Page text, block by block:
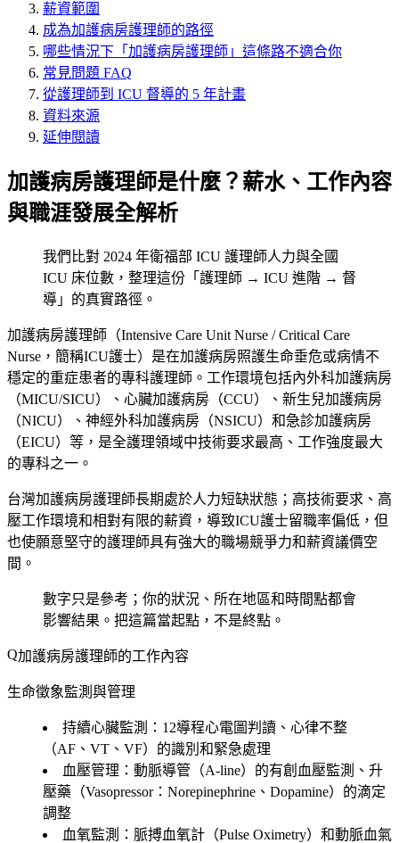
薪資範圍
成為加護病房護理師的路徑
哪些情況下「加護病房護理師」這條路不適合你
常見問題 FAQ
從護理師到 ICU 督導的 5 年計畫
資料來源
延伸閱讀
加護病房護理師是什麼？薪水、工作內容
與職涯發展全解析
我們比對 2024 年衛福部 ICU 護理師人力與全國
ICU 床位數，整理這份「護理師 → ICU 進階 → 督
導」的真實路徑。
加護病房護理師（Intensive Care Unit Nurse / Critical Care
Nurse，簡稱ICU護士）是在加護病房照護生命垂危或病情不
穩定的重症患者的專科護理師。工作環境包括內外科加護病房
（MICU/SICU）、心臟加護病房（CCU）、新生兒加護病房
（NICU）、神經外科加護病房（NSICU）和急診加護病房
（EICU）等，是全護理領域中技術要求最高、工作強度最大
的專科之一。
台灣加護病房護理師長期處於人力短缺狀態；高技術要求、高
壓工作環境和相對有限的薪資，導致ICU護士留職率偏低，但
也使願意堅守的護理師具有強大的職場競爭力和薪資議價空
間。
數字只是參考；你的狀況、所在地區和時間點都會
影響結果。把這篇當起點，不是終點。
加護病房護理師的工作內容
生命徵象監測與管理
持續心臟監測：12導程心電圖判讀、心律不整
（AF、VT、VF）的識別和緊急處理
血壓管理：動脈導管（A-line）的有創血壓監測、升
壓藥（Vasopressor：Norepinephrine、Dopamine）的滴定
調整
血氧監測：脈搏血氧計（Pulse Oximetry）和動脈血氣